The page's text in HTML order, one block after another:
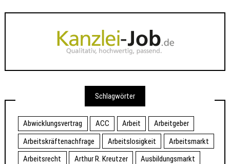
Schlagwörter
Abwicklungsvertrag ACC Arbeit
Arbeitgeber
Arbeitskräftenachfrage
Arbeitslosigkeit
Arbeitsmarkt
Arbeitsrecht
Arthur R. Kreutzer
Ausbildungsmarkt